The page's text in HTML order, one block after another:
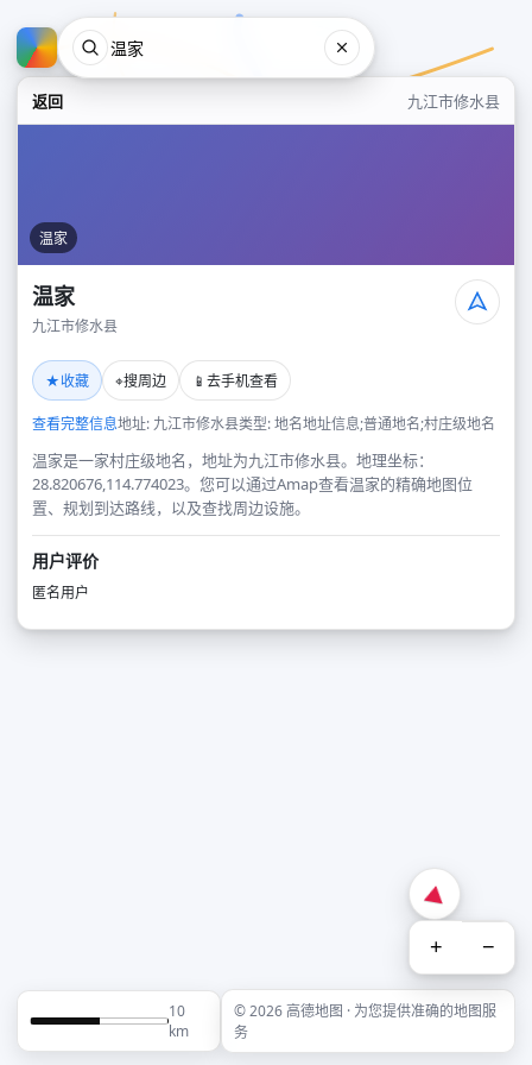
返回 九江市修水县
温家
温家
九江市修水县
★收藏 ⌖搜周边 📱 去手机查看
查看完整信息地址: 九江市修水县类型: 地名地址信息;普通地名;村庄级地名
温家是一家村庄级地名，地址为九江市修水县。地理坐标：
28.820676,114.774023。您可以通过Amap查看温家的精确地图位
置、规划到达路线，以及查找周边设施。
用户评价
匿名用户
+ −
10
km
© 2026 高德地图 · 为您提供准确的地图服
务